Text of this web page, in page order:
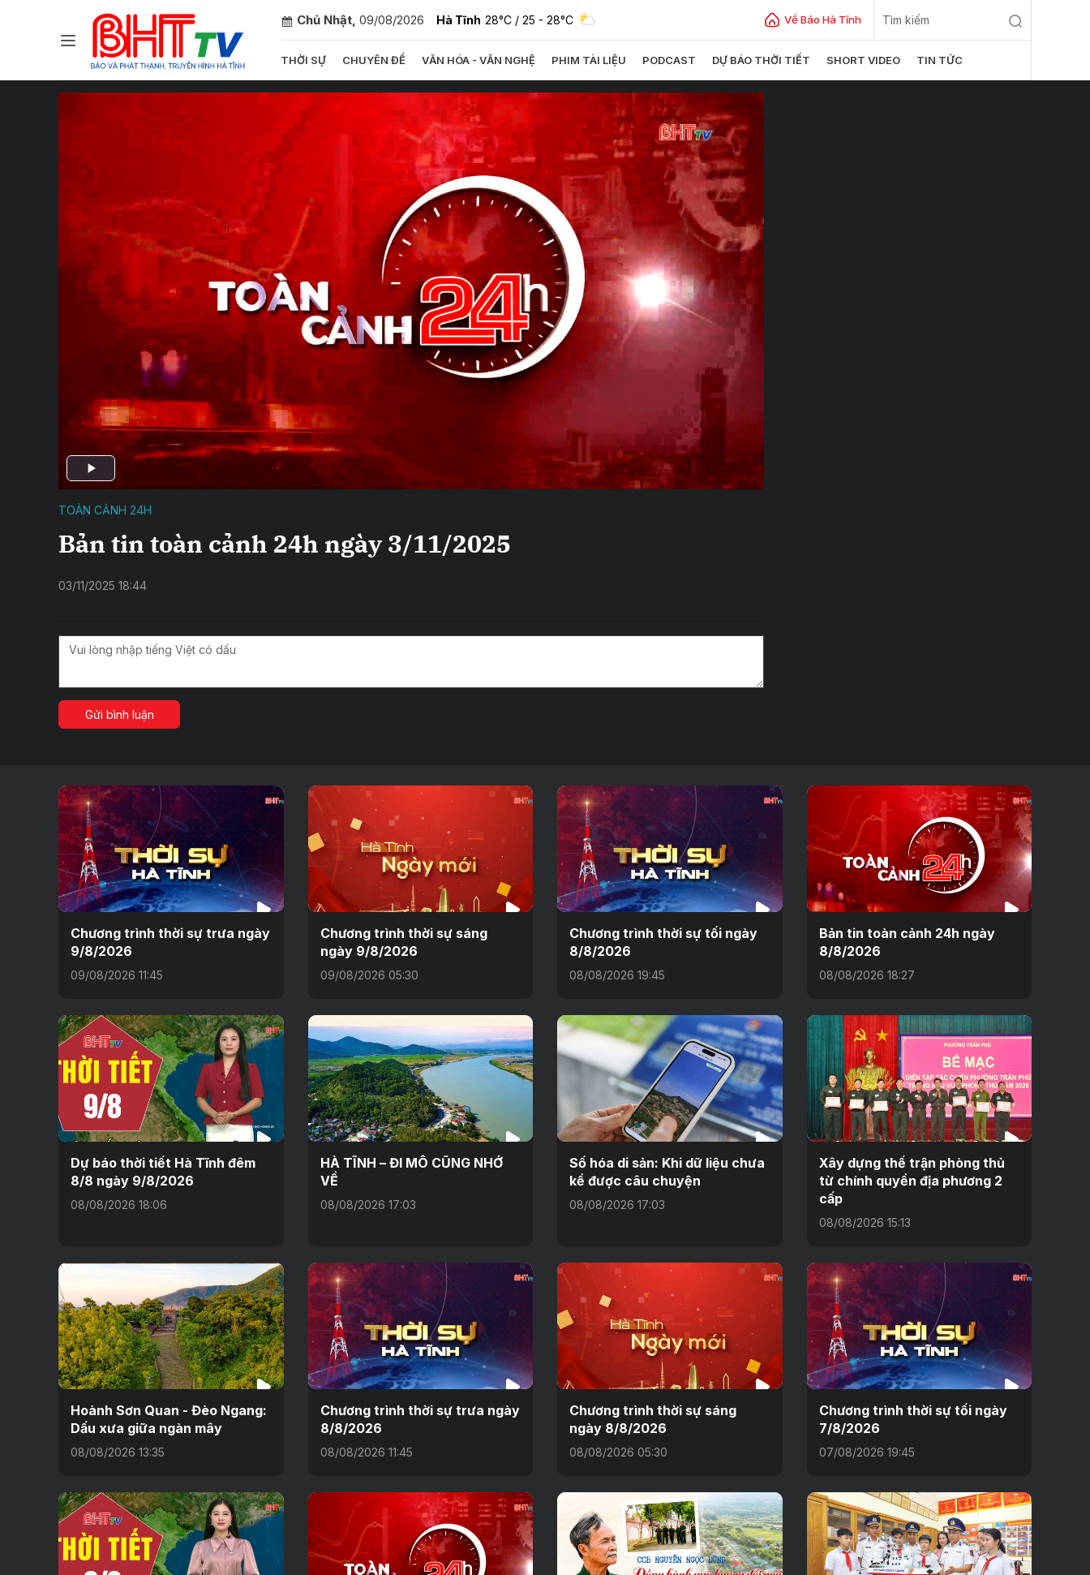
Chủ Nhật, 09/08/2026 Hà Tĩnh 28°C / 25 - 28°C Về Báo Hà Tĩnh
THỜI SỰ CHUYÊN ĐỀ VĂN HÓA - VĂN NGHỆ PHIM TÀI LIỆU PODCAST DỰ BÁO THỜI TIẾT SHORT VIDEO TIN TỨC
TOÀN CẢNH 24H
Bản tin toàn cảnh 24h ngày 3/11/2025
03/11/2025 18:44
Gửi bình luận
Chương trình thời sự trưa ngày
9/8/2026
09/08/2026 11:45
Chương trình thời sự sáng
ngày 9/8/2026
09/08/2026 05:30
Chương trình thời sự tối ngày
8/8/2026
08/08/2026 19:45
Bản tin toàn cảnh 24h ngày
8/8/2026
08/08/2026 18:27
Dự báo thời tiết Hà Tĩnh đêm
8/8 ngày 9/8/2026
08/08/2026 18:06
HÀ TĨNH – ĐI MÔ CŨNG NHỚ
VỀ
08/08/2026 17:03
Số hóa di sản: Khi dữ liệu chưa
kể được câu chuyện
08/08/2026 17:03
Xây dựng thế trận phòng thủ
từ chính quyền địa phương 2
cấp
08/08/2026 15:13
Hoành Sơn Quan - Đèo Ngang:
Dấu xưa giữa ngàn mây
08/08/2026 13:35
Chương trình thời sự trưa ngày
8/8/2026
08/08/2026 11:45
Chương trình thời sự sáng
ngày 8/8/2026
08/08/2026 05:30
Chương trình thời sự tối ngày
7/8/2026
07/08/2026 19:45